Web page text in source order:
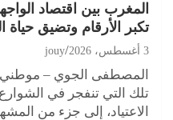
المغرب بين اقتصاد
تكبر الأرقام وتضيق حياة
3 أغسطس، 2026 jouy
المصطفى الجوي – موطني
تلك التي تنفجر في
الاعتياد، إلى جزء من